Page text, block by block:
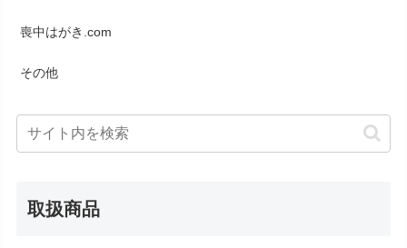
喪中はがき.com
その他
取扱商品